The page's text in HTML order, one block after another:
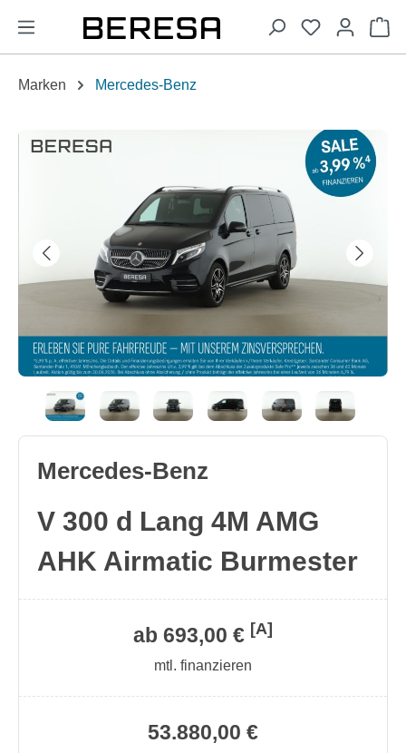
springen
Marken Mercedes-Benz
Bildergalerie überspringen
Mercedes-Benz
V 300 d Lang 4M AMG
AHK Airmatic Burmester
53.880,00 €
ab 693,00 € [A]
mtl. finanzieren